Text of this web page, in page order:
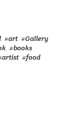
#art #Gallery
#books
#food